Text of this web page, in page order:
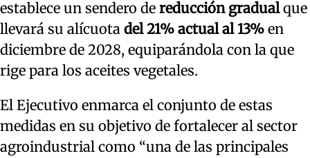
establece un sendero de reducción gradualque
llevará su alícuota del 21% actual al 13% en
diciembre de 2028, equiparándola con la que
rige para los aceites vegetales.
El Ejecutivo enmarca el conjunto de estas
medidas en su objetivo de fortalecer al sector
agroindustrial como “una de las principales